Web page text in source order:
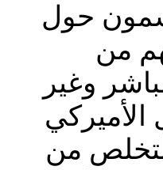
حول
من
وغير
الأميركي
من